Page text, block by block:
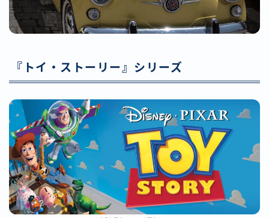
『トイ・ストーリー』シリーズ